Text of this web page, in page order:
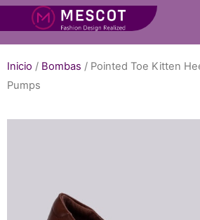
Inicio / Bombas / Pointed Toe Kitten
Pumps